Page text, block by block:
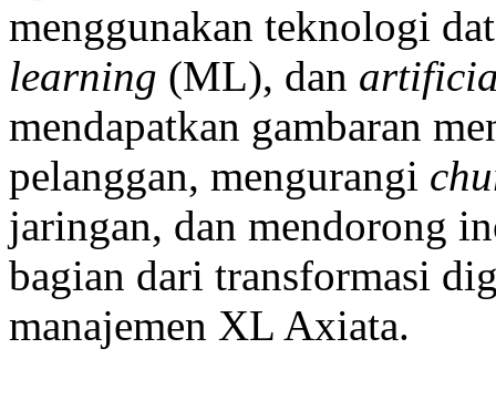
menggunakan teknologi
learning (ML), dan
mendapatkan gambaran
pelanggan, mengurangi
jaringan, dan mendorong
bagian dari transformasi
manajemen XL Axiata.